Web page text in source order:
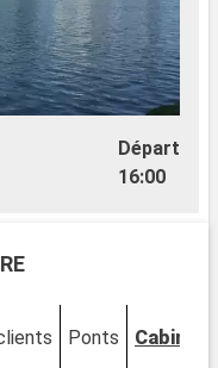
Départ
16:00
Ponts Cabines